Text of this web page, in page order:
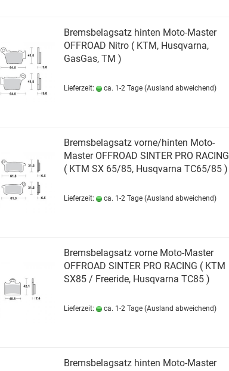
Bremsbelagsatz hinten Moto-Master
OFFROAD Nitro ( KTM, Husqvarna,
GasGas, TM )
Lieferzeit: ca. 1-2 Tage (Ausland abweichend)
Bremsbelagsatz vorne/hinten Moto-
Master OFFROAD SINTER PRO RACING
( KTM SX 65/85, Husqvarna TC65/85 )
Lieferzeit: ca. 1-2 Tage (Ausland abweichend)
Bremsbelagsatz vorne Moto-Master
OFFROAD SINTER PRO RACING ( KTM
SX85 / Freeride, Husqvarna TC85 )
Lieferzeit: ca. 1-2 Tage (Ausland abweichend)
Bremsbelagsatz hinten Moto-Master